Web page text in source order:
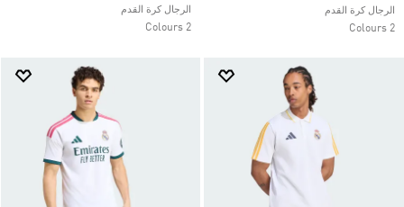
الرجال كرة القدم
2 Colours
الرجال كرة القدم
2 Colours